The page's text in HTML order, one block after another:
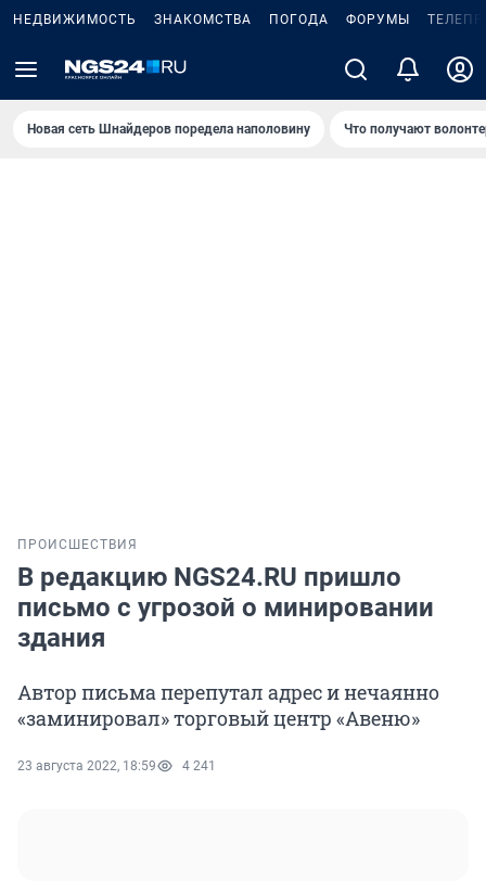
НЕДВИЖИМОСТЬ ЗНАКОМСТВА ПОГОДА ФОРУМЫ
Новая сеть Шнайдеров поредела наполовину Что получают
ПРОИСШЕСТВИЯ
В редакцию NGS24.RU пришло
письмо с угрозой о минировании
здания
Автор письма перепутал адрес и нечаянно
«заминировал» торговый центр «Авеню»
23 августа 2022, 18:59 4 241